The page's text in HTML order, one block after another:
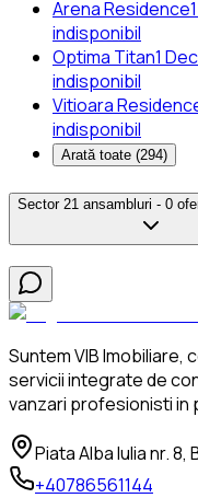
Arena Residence
indisponibil
Optima Titan1
indisponibil
Vitioara
indisponibil
Arată toate (294)
Sector 21 ansambluri - 0
Suntem VIB Imobiliare,
servicii integrate de
vanzari profesionisti in
Piata Alba Iulia nr. 8,
+40786561144